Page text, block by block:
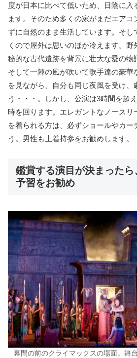
度が日本に比べて低いため、日陰に入
ます。そのため多くの家がまだエアコ
ずに自然のまま生活しています。そし
くので屋外は思いのほか冷えます。野
秘的な古代遺跡を背景に壮大な愛の物
そして一陣の風が吹いて歌手達の豪華
を見ながら、自分も同じ夜風を受け、
う・・・。しかし、公演は3時間を超
時を回ります。エレガントなノースリ
を着られる方は、必ずショールやカー
う。男性も上着持参をお勧めします。
鑑賞する演目が決まった
予習をお勧め
幕間の前のクライマックスの場面。舞